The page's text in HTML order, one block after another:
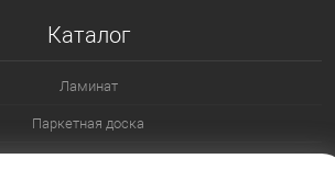
Каталог
Ламинат
Паркетная доска